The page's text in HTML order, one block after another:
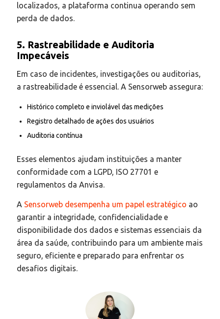
localizados, a plataforma continua operando sem
perda de dados.
5. Rastreabilidade e Auditoria
Impecáveis
Em caso de incidentes, investigações ou auditorias,
a rastreabilidade é essencial. A Sensorweb assegura:
Histórico completo e inviolável das medições
Registro detalhado de ações dos usuários
Auditoria contínua
Esses elementos ajudam instituições a manter
conformidade com a LGPD, ISO 27701 e
regulamentos da Anvisa.
A Sensorweb desempenha um papel estratégico ao
garantir a integridade, confidencialidade e
disponibilidade dos dados e sistemas essenciais da
área da saúde, contribuindo para um ambiente mais
seguro, eficiente e preparado para enfrentar os
desafios digitais.